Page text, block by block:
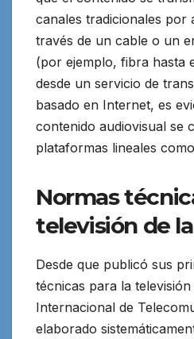
canales tradicionales por
través de un cable o un
(por ejemplo, fibra hasta
desde un servicio de
basado en Internet, es
contenido audiovisual se
plataformas lineales
Normas
televisión de
Desde que publicó sus
técnicas para la
Internacional de
elaborado